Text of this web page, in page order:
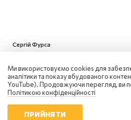
Сергій Фурса
війну: чому українцям не варто
піддаватися паніці
18:01 | 6.08.2026
Ми використовуємо cookies для
аналітики та показу вбудованого
YouTube). Продовжуючи перегляд, ви
Політикою конфіденційності
ПРИЙНЯТИ